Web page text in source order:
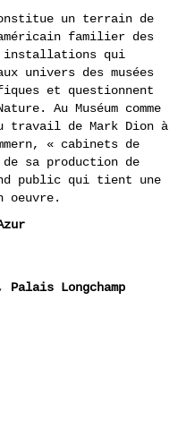
un terrain de
familier des
installations qui
univers des musées
et questionnent
Au Muséum comme
travail de Mark Dion à
« cabinets de
sa production de
public qui tient une
oeuvre.
Longchamp